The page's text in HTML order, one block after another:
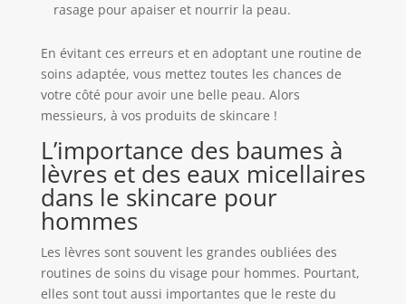
rasage pour apaiser et nourrir la peau.
En évitant ces erreurs et en adoptant une routine de
soins adaptée, vous mettez toutes les chances de
votre côté pour avoir une belle peau. Alors
messieurs, à vos produits de skincare !
L’importance des baumes à
lèvres et des eaux micellaires
dans le skincare pour
hommes
Les lèvres sont souvent les grandes oubliées des
routines de soins du visage pour hommes. Pourtant,
elles sont tout aussi importantes que le reste du